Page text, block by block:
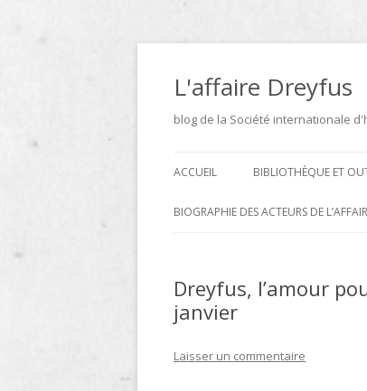
Aller
contenu
L'affaire Dreyfus
blog de la Société internationale
ACCUEIL BIBLIOTHÈQUE ET
ARCHIVES
ICONOTHÈQUE
LE DICTIONNAIRE DES
BIOGRAPHIE DES ACTEURS DE
DREYFUS
Dreyfus, l’amour
janvier
Laisser un commentaire